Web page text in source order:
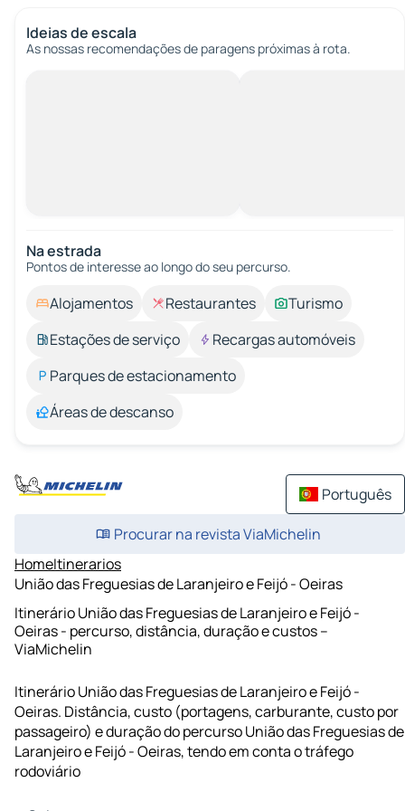
Ideias de escala
As nossas recomendações de paragens próximas à rota.
Na estrada
Pontos de interesse ao longo do seu percurso.
Alojamentos Restaurantes
Turismo
Estações de serviço
Recargas automóveis
Parques de estacionamento
Áreas de descanso
Português
Procurar na revista ViaMichelin
HomeItinerarios
União das Freguesias de Laranjeiro e Feijó - Oeiras
Itinerário União das Freguesias de Laranjeiro e Feijó -
Oeiras - percurso, distância, duração e custos –
ViaMichelin
Itinerário União das Freguesias de Laranjeiro e Feijó -
Oeiras. Distância, custo (portagens, carburante, custo por
passageiro) e duração do percurso União das Freguesias de
Laranjeiro e Feijó - Oeiras, tendo em conta o tráfego
rodoviário